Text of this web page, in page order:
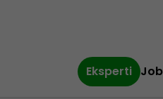
Eksperti